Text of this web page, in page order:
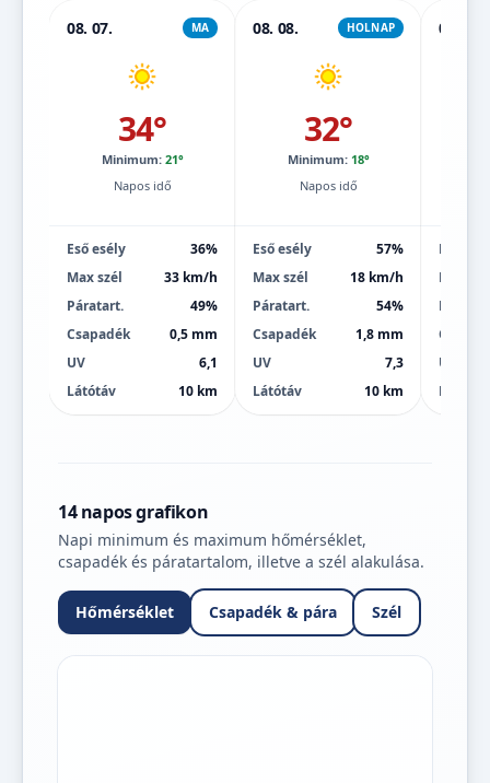
08. 07. MA
34°
Minimum: 21°
Napos idő
Eső esély
36%
Max szél
33 km/h
Páratart.
49%
Csapadék
0,5 mm
UV
6,1
Látótáv
10 km
08. 08. HOLNAP
32°
Minimum: 18°
Napos idő
Eső esély
57%
Max szél
18 km/h
Páratart.
54%
Csapadék
1,8 mm
UV
7,3
Látótáv
10 km
08. 09.
Eső
Max
UV
Látótáv
14 napos grafikon
Napi minimum és maximum hőmérséklet,
csapadék és páratartalom, illetve a szél alakulása.
Hőmérséklet Csapadék & pára Szél